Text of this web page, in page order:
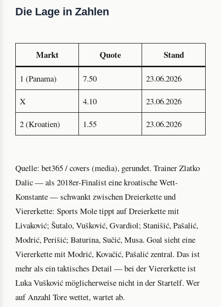
Die Lage in Zahlen
Markt Quote Stand
1 (Panama) 7.50
23.06.2026
X
4.10
23.06.2026
2 (Kroatien)
1.55 23.06.2026
Quelle: bet365 / covers (media), gerundet. Trainer Zlatko
Dalic — als 2018er-Finalist eine kroatische Wett-
Konstante — schwankt zwischen Dreierkette und
Viererkette: Sports Mole tippt auf Dreierkette mit
Livaković; Šutalo, Vušković, Gvardiol; Stanišić, Pašalić,
Modrić, Perišić; Baturina, Sučić, Musa. Goal sieht eine
Viererkette mit Modrić, Kovačić, Pašalić zentral. Das ist
mehr als ein taktisches Detail — bei der Viererkette ist
Luka Vušković möglicherweise nicht in der Startelf. Wer
auf Anzahl Tore wettet, wartet ab.